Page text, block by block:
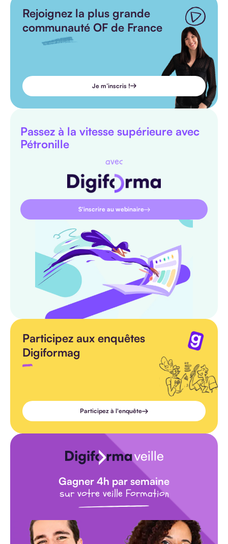
Rejoignez la plus grande
communauté OF de France
Je m’inscris !
Passez à la vitesse supérieure avec
Pétronille
avec
S'inscrire au webinaire
Participez aux enquêtes
Digiformag
Participez à l'enquête
Gagner 4h par semaine
sur votre veille Formation